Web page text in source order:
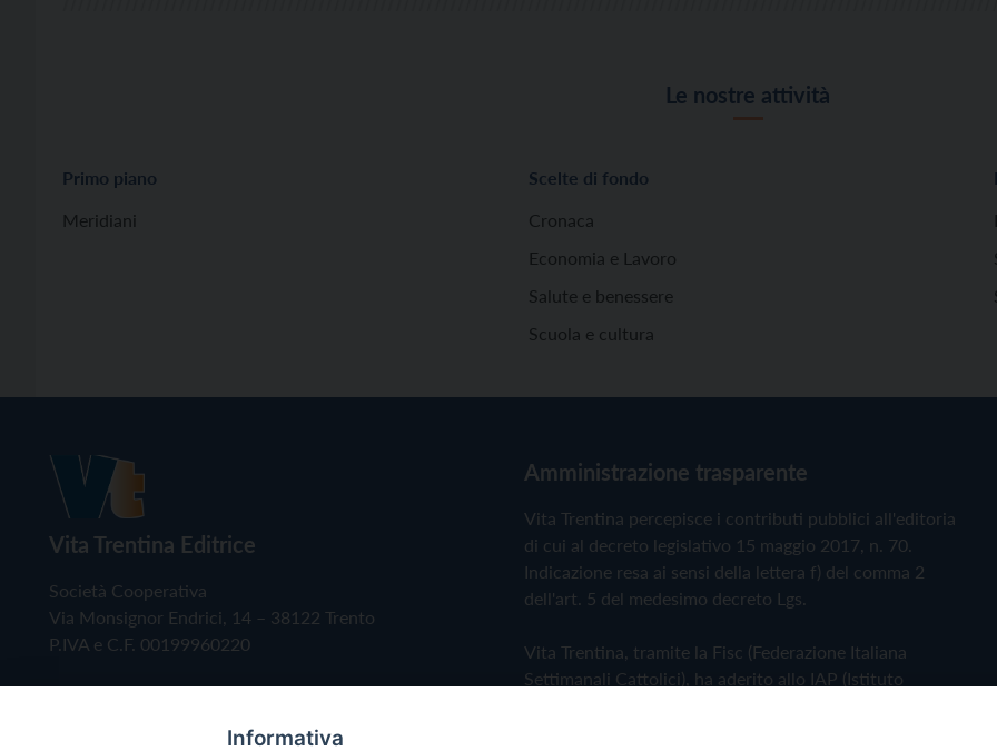
Le nostre attività
Primo piano
Meridiani
Scelte di fondo
Cronaca
Economia e Lavoro
Salute e benessere
Scuola e cultura
Vita Trentina Editrice
Società Cooperativa
Via Monsignor Endrici, 14 – 38122 Trento
P.IVA e C.F. 00199960220
Amministrazione trasparente
Vita Trentina percepisce i contributi pubblici all'editoria
di cui al decreto legislativo 15 maggio 2017, n. 70.
Indicazione resa ai sensi della lettera f) del comma 2
dell'art. 5 del medesimo decreto Lgs.
Vita Trentina, tramite la Fisc (Federazione Italiana
Settimanali Cattolici), ha aderito allo IAP (Istituto
Informativa